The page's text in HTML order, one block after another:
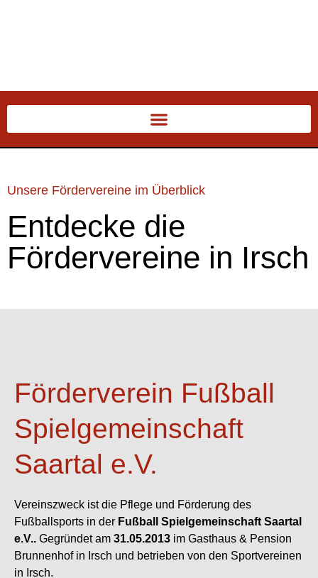
Unsere Fördervereine im Überblick
Entdecke die
Fördervereine in Irsch
Förderverein Fußball
Spielgemeinschaft
Saartal e.V.
Vereinszweck ist die Pflege und Förderung des
Fußballsports in der Fußball Spielgemeinschaft Saartal
e.V.. Gegründet am 31.05.2013 im Gasthaus & Pension
Brunnenhof in Irsch und betrieben von den Sportvereinen
in Irsch.